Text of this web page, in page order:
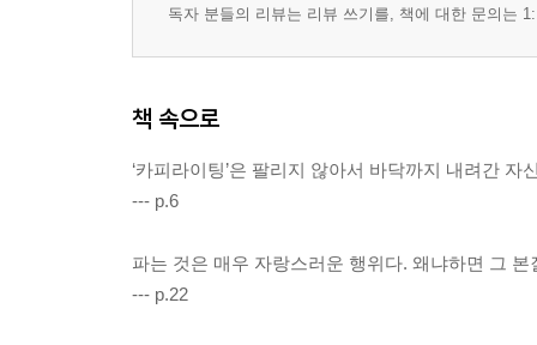
독자 분들의 리뷰는 리뷰 쓰기를, 책에 대한 문의는
책 속으로
‘카피라이팅’은 팔리지 않아서 바닥까지 내려간
--- p.6
파는 것은 매우 자랑스러운 행위다. 왜냐하면 그
--- p.22